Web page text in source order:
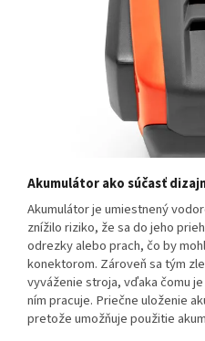
Akumulátor ako súčasť
Akumulátor je umiestnený
znížilo riziko, že sa do jeho
odrezky alebo prach, čo by
konektorom. Zároveň sa tým
vyváženie stroja, vďaka čomu
ním pracuje. Priečne uloženie
pretože umožňuje použitie